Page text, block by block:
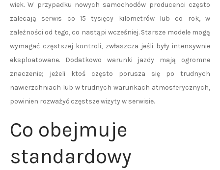
wiek. W przypadku nowych samochodów producenci często
zalecają serwis co 15 tysięcy kilometrów lub co rok, w
zależności od tego, co nastąpi wcześniej. Starsze modele mogą
wymagać częstszej kontroli, zwłaszcza jeśli były intensywnie
eksploatowane. Dodatkowo warunki jazdy mają ogromne
znaczenie; jeżeli ktoś często porusza się po trudnych
nawierzchniach lub w trudnych warunkach atmosferycznych,
powinien rozważyć częstsze wizyty w serwisie.
Co obejmuje
standardowy